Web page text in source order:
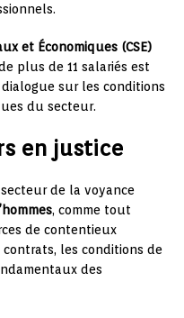
et Économiques (CSE)
plus de 11 salariés est
sur les conditions
du secteur.
en justice
de la voyance
, comme tout
de contentieux
les conditions de
des